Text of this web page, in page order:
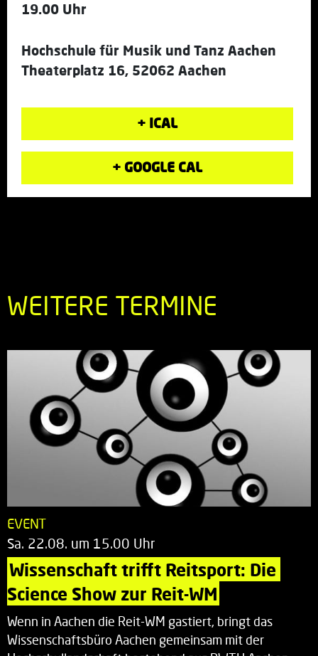
19.00 Uhr
Hochschule für Musik und Tanz Aachen
Theaterplatz 16, 52062 Aachen
+ ICAL
+ GOOGLE CAL
WEITERE TERMINE
EVENT
Sa. 22.08. um 15.00 Uhr
Wissenschaft trifft Reitsport: Die
Science Show zur Reit-WM
Wenn in Aachen die Reit-WM gastiert, bringt das
Wissenschaftsbüro Aachen gemeinsam mit der